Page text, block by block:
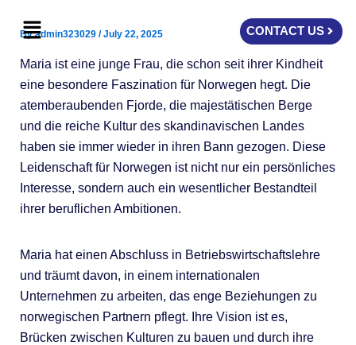
Menu CONTACT US
Byadmin323029 /July 22, 2025
Maria ist eine junge Frau, die schon seit ihrer Kindheit
eine besondere Faszination für Norwegen hegt. Die
atemberaubenden Fjorde, die majestätischen Berge
und die reiche Kultur des skandinavischen Landes
haben sie immer wieder in ihren Bann gezogen. Diese
Leidenschaft für Norwegen ist nicht nur ein persönliches
Interesse, sondern auch ein wesentlicher Bestandteil
ihrer beruflichen Ambitionen.
Maria hat einen Abschluss in Betriebswirtschaftslehre
und träumt davon, in einem internationalen
Unternehmen zu arbeiten, das enge Beziehungen zu
norwegischen Partnern pflegt. Ihre Vision ist es,
Brücken zwischen Kulturen zu bauen und durch ihre